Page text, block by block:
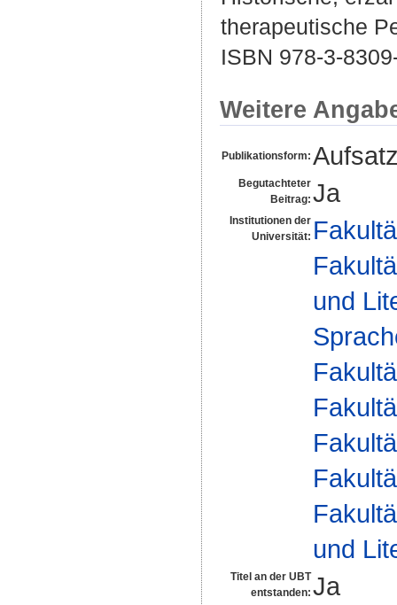
therapeutische
ISBN 978-3-
Weitere
Publikationsform:
Begutachteter
Beitrag: Ja
Institutionen der
Universität:
und
und
Titel an der UBT
entstanden: Ja